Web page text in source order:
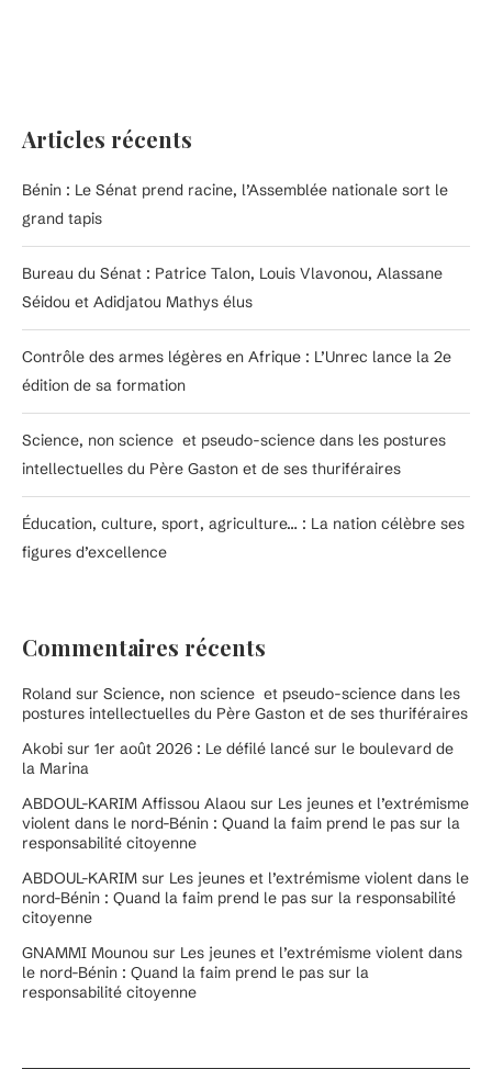
Articles récents
Bénin : Le Sénat prend racine, l’Assemblée nationale sort le
grand tapis
Bureau du Sénat : Patrice Talon, Louis Vlavonou, Alassane
Séidou et Adidjatou Mathys élus
Contrôle des armes légères en Afrique : L’Unrec lance la 2e
édition de sa formation
Science, non science et pseudo-science dans les postures
intellectuelles du Père Gaston et de ses thuriféraires
Éducation, culture, sport, agriculture… : La nation célèbre ses
figures d’excellence
Commentaires récents
Roland sur Science, non science et pseudo-science dans les
postures intellectuelles du Père Gaston et de ses thuriféraires
Akobi sur 1er août 2026 : Le défilé lancé sur le boulevard de
la Marina
ABDOUL-KARIM Affissou Alaou sur Les jeunes et l’extrémisme
violent dans le nord-Bénin : Quand la faim prend le pas sur la
responsabilité citoyenne
ABDOUL-KARIM sur Les jeunes et l’extrémisme violent dans le
nord-Bénin : Quand la faim prend le pas sur la responsabilité
citoyenne
GNAMMI Mounou sur Les jeunes et l’extrémisme violent dans
le nord-Bénin : Quand la faim prend le pas sur la
responsabilité citoyenne